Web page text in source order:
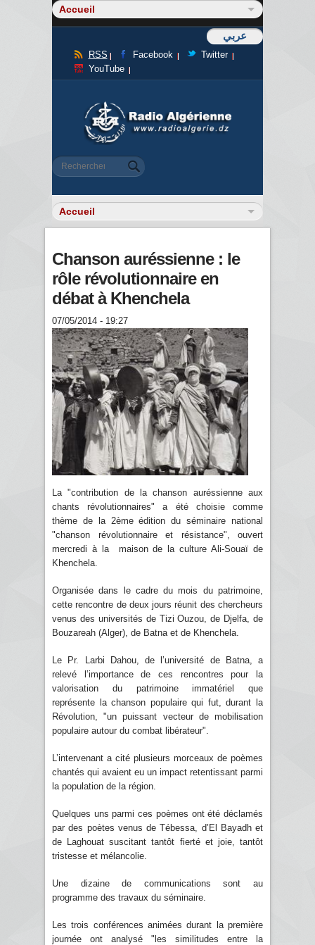
عربي
RSS Facebook
Twitter
YouTube
Formulaire de recherche
Rechercher
Chanson auréssienne : le
rôle révolutionnaire en
débat à Khenchela
07/05/2014 - 19:27
La "contribution de la chanson auréssienne aux
chants révolutionnaires" a été choisie comme
thème de la 2ème édition du séminaire national
"chanson révolutionnaire et résistance", ouvert
mercredi à la maison de la culture Ali-Souaï de
Khenchela.
Organisée dans le cadre du mois du patrimoine,
cette rencontre de deux jours réunit des chercheurs
venus des universités de Tizi Ouzou, de Djelfa, de
Bouzareah (Alger), de Batna et de Khenchela.
Le Pr. Larbi Dahou, de l’université de Batna, a
relevé l’importance de ces rencontres pour la
valorisation du patrimoine immatériel que
représente la chanson populaire qui fut, durant la
Révolution, "un puissant vecteur de mobilisation
populaire autour du combat libérateur".
L’intervenant a cité plusieurs morceaux de poèmes
chantés qui avaient eu un impact retentissant parmi
la population de la région.
Quelques uns parmi ces poèmes ont été déclamés
par des poètes venus de Tébessa, d’El Bayadh et
de Laghouat suscitant tantôt fierté et joie, tantôt
tristesse et mélancolie.
Une dizaine de communications sont au
programme des travaux du séminaire.
Les trois conférences animées durant la première
journée ont analysé "les similitudes entre la